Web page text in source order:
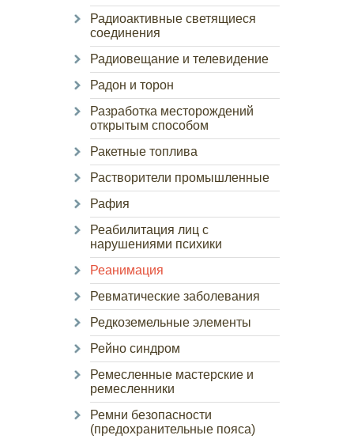
Радиоактивные светящиеся
соединения
Радиовещание и телевидение
Радон и торон
Разработка месторождений
открытым способом
Ракетные топлива
Растворители промышленные
Рафия
Реабилитация лиц с
нарушениями психики
Реанимация
Ревматические заболевания
Редкоземельные элементы
Рейно синдром
Ремесленные мастерские и
ремесленники
Ремни безопасности
(предохранительные пояса)